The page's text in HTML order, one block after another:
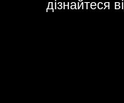
дізнайтеся